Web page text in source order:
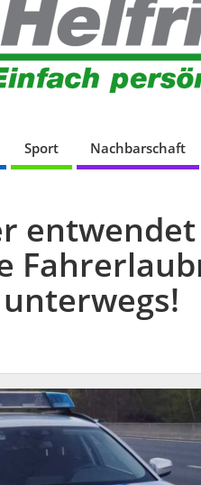
Sport Nachbarschaft